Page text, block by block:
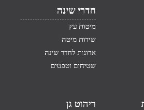
חדרי שינה
מיטות עץ
שידות מיטה
ארונות לחדר שינה
שטיחים וטפטים
ריהוט גן